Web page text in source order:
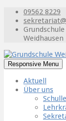
09562 8229
Weidhausen
Responsive Menu
Aktuell
Über uns